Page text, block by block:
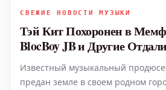
СВЕЖИЕ НОВОСТИ МУЗЫКИ
Тэй Кит Похоронен в
BlocBoy JB и Другие
Уважения
Известный музыкальный
предан земле в своем родном